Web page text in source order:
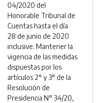
04/2020 del
Honorable Tribunal de
Cuentas hasta el día
28 de junio de 2020
inclusive. Mantener la
vigencia de las medidas
dispuestas por los
artículos 2° y 3° de la
Resolución de
Presidencia N° 34/20,